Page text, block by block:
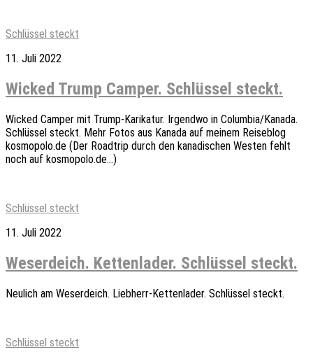
Schlüssel steckt
11. Juli 2022
Wicked Trump Camper. Schlüssel steckt.
Wicked Camper mit Trump-Karikatur. Irgendwo in Columbia/Kanada.
Schlüssel steckt. Mehr Fotos aus Kanada auf meinem Reiseblog
kosmopolo.de (Der Roadtrip durch den kanadischen Westen fehlt
noch auf kosmopolo.de…)
Schlüssel steckt
11. Juli 2022
Weserdeich. Kettenlader. Schlüssel steckt.
Neulich am Weserdeich. Liebherr-Kettenlader. Schlüssel steckt.
Schlüssel steckt